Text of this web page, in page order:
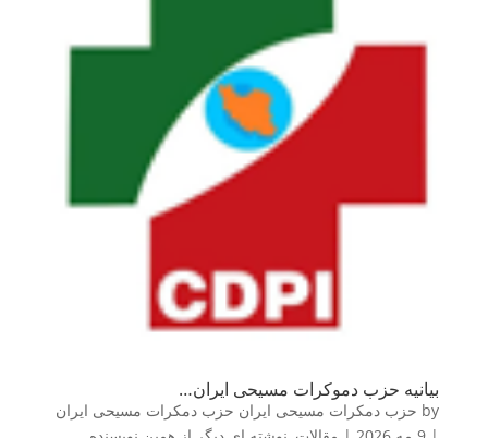
بیانیه حزب دموکرات مسیحی ایران…
by حزب دمکرات مسیحی ایران حزب دمکرات مسیحی ایران